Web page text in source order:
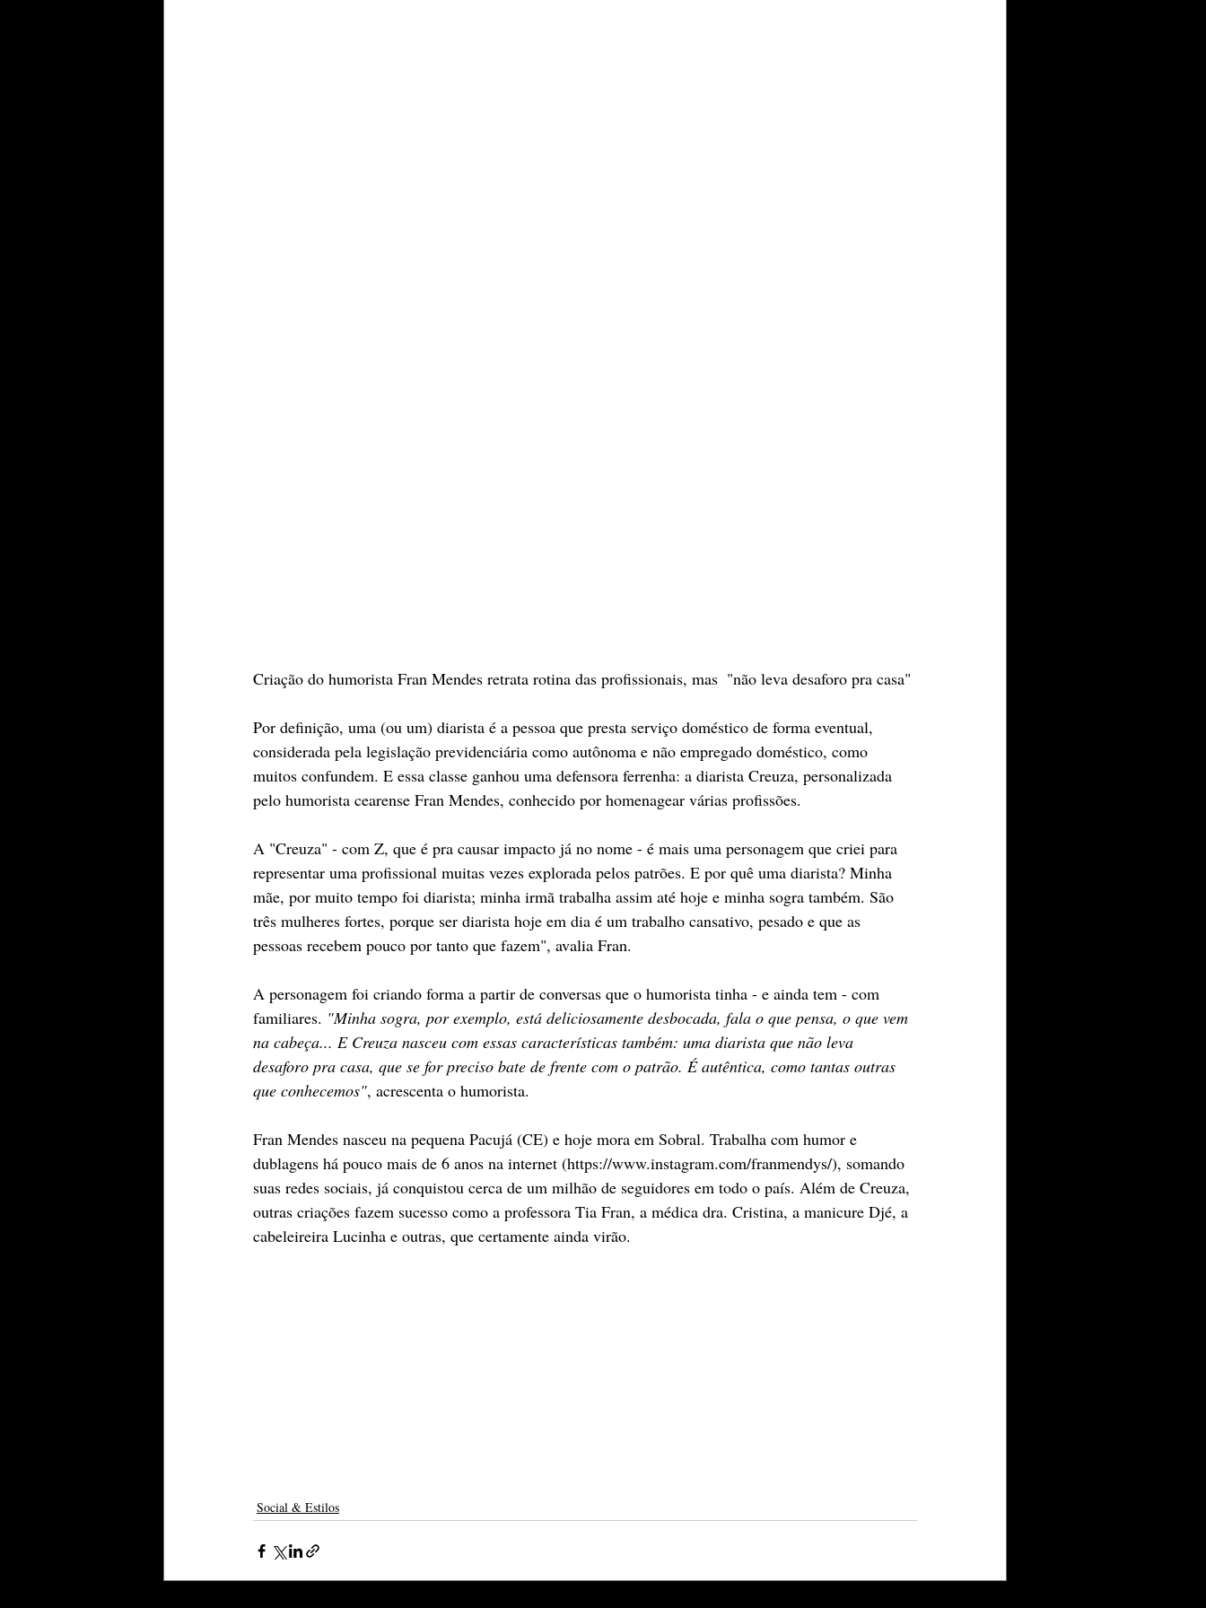
Criação do humorista Fran Mendes retrata rotina das profissionais, mas  "não leva desaforo pra casa"
Por definição, uma (ou um) diarista é a pessoa que presta serviço doméstico de forma eventual,
considerada pela legislação previdenciária como autônoma e não empregado doméstico, como
muitos confundem. E essa classe ganhou uma defensora ferrenha: a diarista Creuza, personalizada
pelo humorista cearense Fran Mendes, conhecido por homenagear várias profissões.
A "Creuza" - com Z, que é pra causar impacto já no nome - é mais uma personagem que criei para
representar uma profissional muitas vezes explorada pelos patrões. E por quê uma diarista? Minha
mãe, por muito tempo foi diarista; minha irmã trabalha assim até hoje e minha sogra também. São
três mulheres fortes, porque ser diarista hoje em dia é um trabalho cansativo, pesado e que as
pessoas recebem pouco por tanto que fazem", avalia Fran.
A personagem foi criando forma a partir de conversas que o humorista tinha - e ainda tem - com
familiares. "Minha sogra, por exemplo, está deliciosamente desbocada, fala o que pensa, o que vem
na cabeça... E Creuza nasceu com essas características também: uma diarista que não leva
desaforo pra casa, que se for preciso bate de frente com o patrão. É autêntica, como tantas outras
que conhecemos", acrescenta o humorista.
Fran Mendes nasceu na pequena Pacujá (CE) e hoje mora em Sobral. Trabalha com humor e
dublagens há pouco mais de 6 anos na internet (https://www.instagram.com/franmendys/), somando
suas redes sociais, já conquistou cerca de um milhão de seguidores em todo o país. Além de Creuza,
outras criações fazem sucesso como a professora Tia Fran, a médica dra. Cristina, a manicure Djé, a
cabeleireira Lucinha e outras, que certamente ainda virão.
Social & Estilos